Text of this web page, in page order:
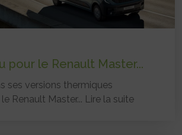
pour le Renault Master...
ses versions thermiques
Renault Master... Lire la suite